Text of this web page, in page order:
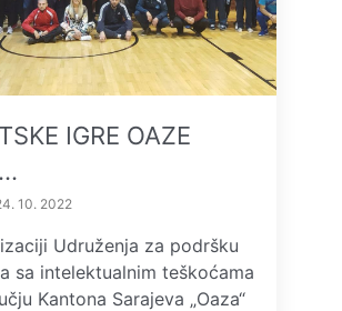
IGRE OAZE
10. 2022
Udruženja za podršku
sa intelektualnim teškoćama
Kantona Sarajeva „Oaza“